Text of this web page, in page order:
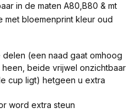
in de maten A80,B80 & mt
met bloemenprint kleur oud
(een naad gaat omhoog
beide vrijwel onzichtbaar
cup ligt) hetgeen u extra
word extra steun